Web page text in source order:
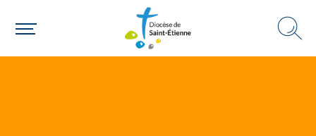
Un mouvement